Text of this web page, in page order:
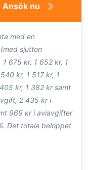
Ansök nu
med en
sjutton
675 kr, 1 652 kr, 1
kr, 1 517 kr, 1
kr, 1 382 kr samt
2 435 kr i
969 kr i aviavgifter
Det totala beloppet